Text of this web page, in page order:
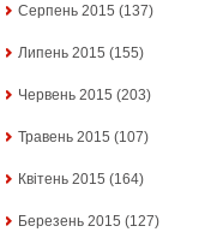
Серпень 2015 (137)
Липень 2015 (155)
Червень 2015 (203)
Травень 2015 (107)
Квітень 2015 (164)
Березень 2015 (127)